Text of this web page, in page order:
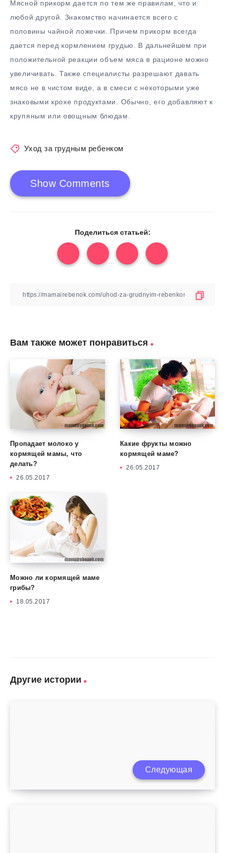
Мясной прикорм дается по тем же правилам, что и
любой другой. Знакомство начинается всего с
половины чайной ложечки. Причем прикорм всегда
дается перед кормлением грудью. В дальнейшем при
положительной реакции объем мяса в рационе можно
увеличивать. Также специалисты разрешают давать
мясо не в чистом виде, а в смеси с некоторыми уже
знаковыми крохе продуктами. Обычно, его добавляют к
крупяным или овощным блюдам.
Уход за грудным ребенком
Show Comments
Поделиться статьей:
Вам также может понравиться
Пропадает молоко у
кормящей мамы, что
делать?
26.05.2017
Какие фрукты можно
кормящей маме?
26.05.2017
Можно ли кормящей маме
грибы?
18.05.2017
Другие истории
Как ребенку поднять самооценку?Следующая